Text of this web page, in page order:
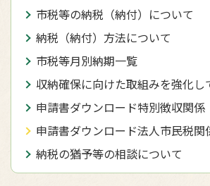
市税等の納税（納付）について
納税（納付）方法について
市税等月別納期一覧
収納確保に向けた取組みを強化し
申請書ダウンロード特別徴収関係
申請書ダウンロード法人市民税関
納税の猶予等の相談について